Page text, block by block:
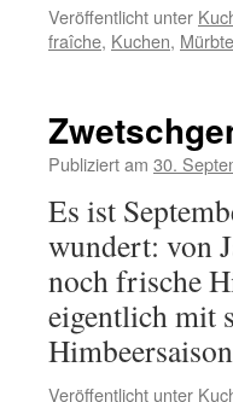
Veröffentlicht unter
fraîche, Kuchen,
Publiziert am 30.
Es ist
wundert: von
noch frische
eigentlich mit
Veröffentlicht unter